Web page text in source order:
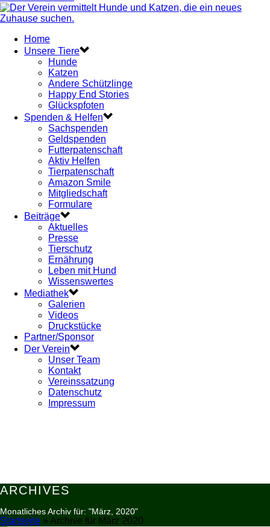
Home
Unsere Tiere
Hunde
Katzen
Andere Schützlinge
Happy End Stories
Glückspfoten
Spenden & Helfen
Sachspenden
Geldspenden
Futterpatenschaft
Aktiv Helfen
Tierpatenschaft
Amazon Smile
Mitgliedschaft
Formulare
Beiträge
Aktuelles
Presse
Tierschutz
Ernährung
Leben mit Hund
Wissenswertes
Mediathek
Galerien
Videos
Druckstücke
Partner/Sponsor
Der Verein
Unser Team
Kontakt
Vereinssatzung
Datenschutz
Impressum
ARCHIVES
Monatliches Archiv für: "März, 2020"
Startseite » Archive für März 2020